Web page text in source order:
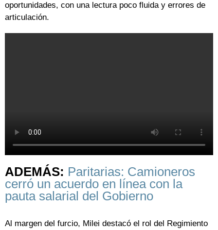
oportunidades, con una lectura poco fluida y errores de
articulación.
ADEMÁS: Paritarias: Camioneros
cerró un acuerdo en línea con la
pauta salarial del Gobierno
Al margen del furcio, Milei destacó el rol del Regimiento